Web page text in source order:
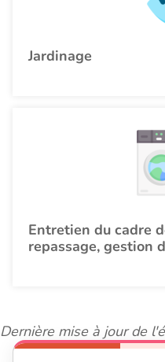
Jardinage
Entretien du cadre
repassage, gestion
Dernière mise à jour de